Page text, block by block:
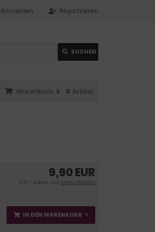
Registrieren
Anmelden
SUCHEN
Warenkorb 0 Artikel
9,90 EUR
inkl. 7 % MwSt. zzgl.Versandkosten
IN DEN WARENKORB